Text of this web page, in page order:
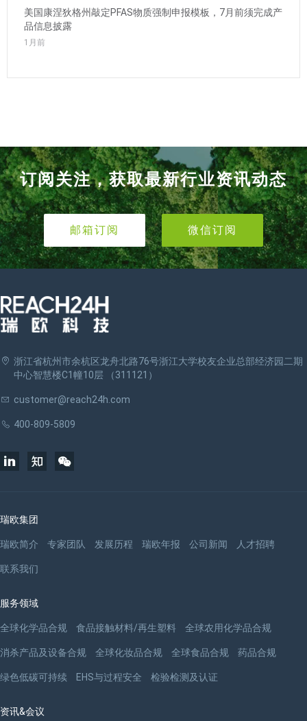
美国康涅狄格州敲定PFAS物质强制申报模板，7月前须完成产
品信息披露
1月前
订阅关注，获取最新行业资讯动态
邮箱订阅 微信订阅
浙江省杭州市余杭区龙舟北路76号浙江大学校友企业总部经济园二期
中心智慧楼C1幢10层 （311121）
customer@reach24h.com
400-809-5809
瑞欧集团
瑞欧简介 专家团队 发展历程 瑞欧年报 公司新闻 人才招聘
联系我们
服务领域
全球化学品合规 食品接触材料/再生塑料 全球农用化学品合规
消杀产品及设备合规 全球化妆品合规 全球食品合规 药品合规
绿色低碳可持续 EHS与过程安全 检验检测及认证
资讯&会议